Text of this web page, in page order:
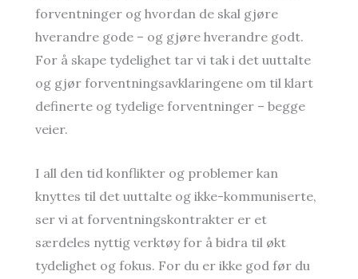
forventninger og hvordan de skal gjøre
hverandre gode – og gjøre hverandre godt.
For å skape tydelighet tar vi tak i det uuttalte
og gjør forventningsavklaringene om til klart
definerte og tydelige forventninger – begge
veier.
I all den tid konflikter og problemer kan
knyttes til det uuttalte og ikke-kommuniserte,
ser vi at forventningskontrakter er et
særdeles nyttig verktøy for å bidra til økt
tydelighet og fokus. For du er ikke god før du